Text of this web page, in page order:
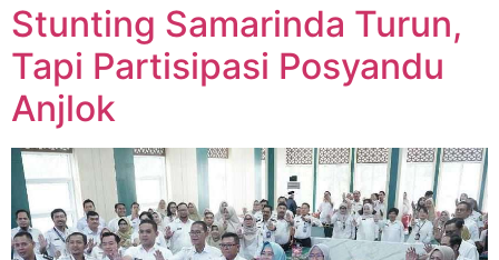
Stunting Samarinda Turun,
Tapi Partisipasi Posyandu
Anjlok